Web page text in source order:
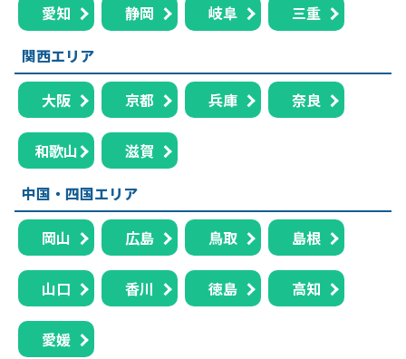
愛知 静岡 岐阜
三重
関西エリア
大阪 京都 兵庫 奈良
和歌山
滋賀
中国・四国エリア
岡山 広島 鳥取 島根
山口 香川 徳島 高知
愛媛